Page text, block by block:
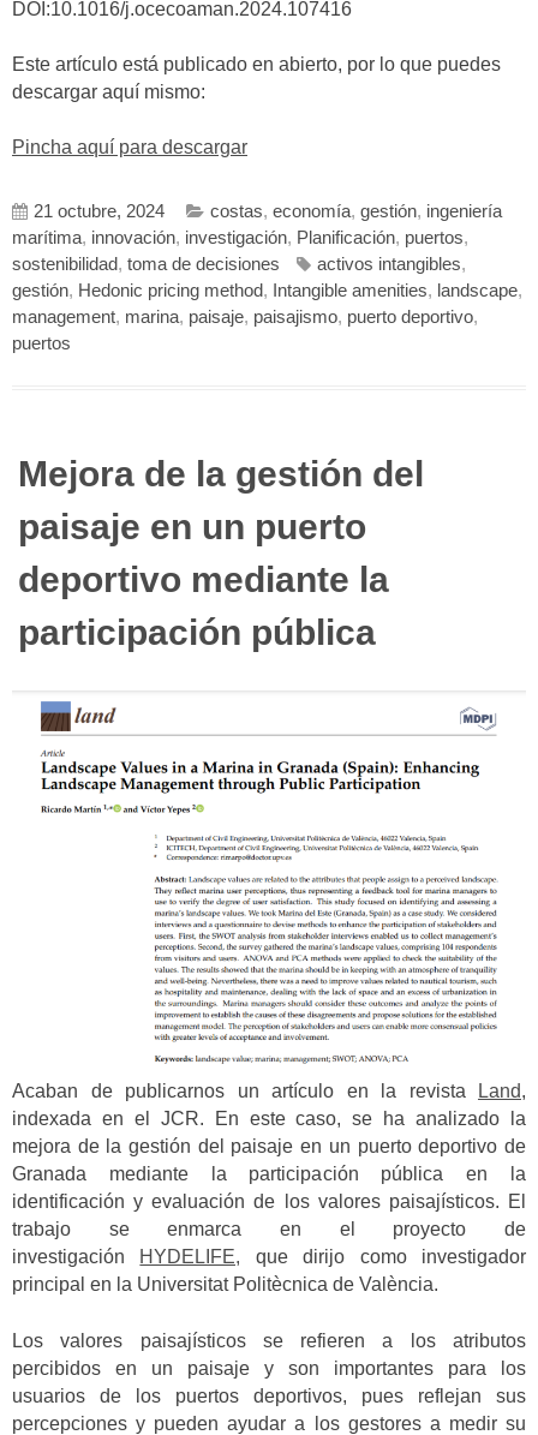
DOI:10.1016/j.ocecoaman.2024.107416
Este artículo está publicado en abierto, por lo que puedes
descargar aquí mismo:
Pincha aquí para descargar
21 octubre, 2024 costas, economía, gestión, ingeniería
marítima, innovación, investigación, Planificación, puertos,
sostenibilidad, toma de decisiones activos intangibles,
gestión, Hedonic pricing method, Intangible amenities, landscape,
management, marina, paisaje, paisajismo, puerto deportivo,
puertos
Mejora de la gestión del
paisaje en un puerto
deportivo mediante la
participación pública
Acaban de publicarnos un artículo en la revista Land,
indexada en el JCR. En este caso, se ha analizado la
mejora de la gestión del paisaje en un puerto deportivo de
Granada mediante la participación pública en la
identificación y evaluación de los valores paisajísticos. El
trabajo se enmarca en el proyecto de
investigación HYDELIFE, que dirijo como investigador
principal en la Universitat Politècnica de València.
Los valores paisajísticos se refieren a los atributos
percibidos en un paisaje y son importantes para los
usuarios de los puertos deportivos, pues reflejan sus
percepciones y pueden ayudar a los gestores a medir su